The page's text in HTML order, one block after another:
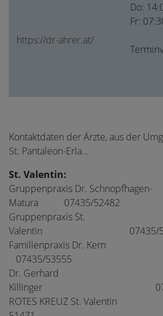
https://dr-ahrer.at/
Do:
Fr:
Kontaktdaten der Ärzte, aus der
St. Pantaleon-Erla...
St. Valentin:
Gruppenpraxis Dr. Schnopfhagen-
Matura 07435/52482
Gruppenpraxis St.
Valentin 07435/
Familienpraxis Dr.
07435/53555
Dr. Gerhard
Killinger 07435/
ROTES KREUZ St.